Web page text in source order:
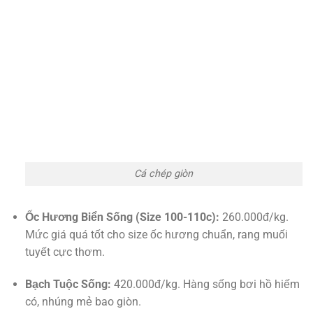
Cá chép giòn
Ốc Hương Biển Sống (Size 100-110c): 260.000đ/kg.
Mức giá quá tốt cho size ốc hương chuẩn, rang muối
tuyết cực thơm.
Bạch Tuộc Sống: 420.000đ/kg. Hàng sống bơi hồ hiếm
có, nhúng mẻ bao giòn.